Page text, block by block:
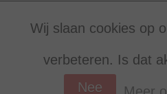
Wij slaan cookies op
verbeteren. Is dat
Nee